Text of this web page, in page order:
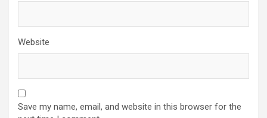
Website
Save my name, email, and website in this browser for the